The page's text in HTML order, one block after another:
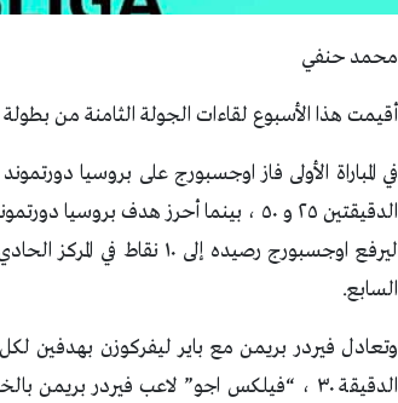
محمد حنفي
أقيمت هذا الأسبوع لقاءات الجولة الثامنة من بطولة
في المباراة الأولى فاز اوجسبورج على بروسيا
الدقيقتين ٢٥ و ٥٠ ، بينما أحرز هدف بروسيا دورتموند لاعبه “دواين مالين” في الدقيقة الرابعة.
السابع.
وتعادل فيردر بريمن مع باير ليفركوزن بهدفين